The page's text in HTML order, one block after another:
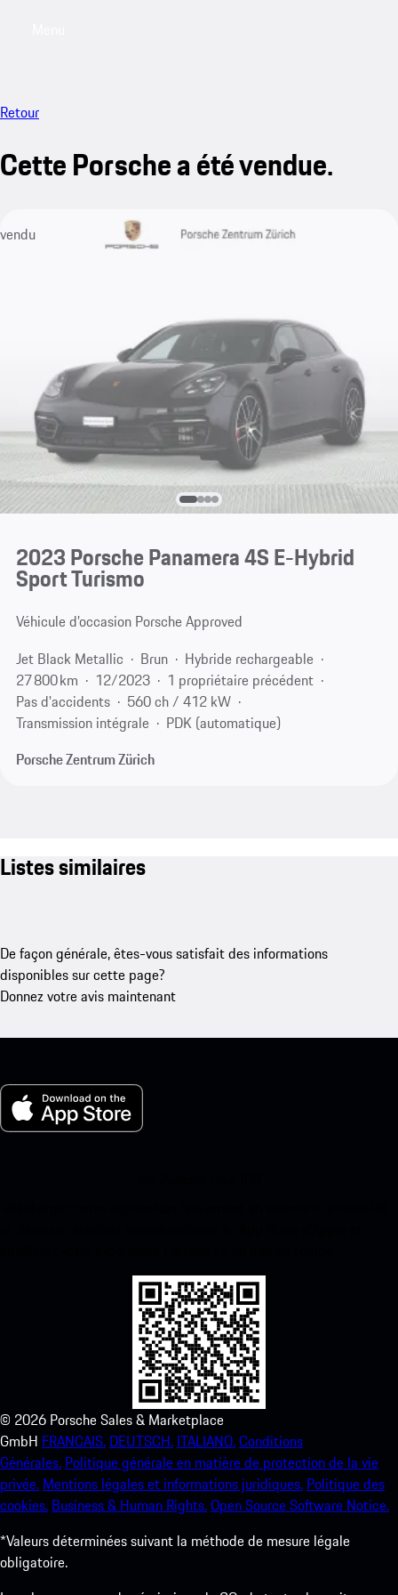
Retour
Cette Porsche a été vendue.
vendu
2023 Porsche Panamera 4S E-Hybrid
Sport Turismo
Véhicule d’occasion Porsche Approved
Jet Black Metallic
Brun
Hybride rechargeable
27 800 km
12/2023
1 propriétaire précédent
Pas d'accidents
560 ch / 412 kW
Transmission intégrale
PDK (automatique)
Porsche Zentrum Zürich
Listes similaires
De façon générale, êtes-vous satisfait des informations
disponibles sur cette page?
Donnez votre avis maintenant
© 2026 Porsche Sales & Marketplace
GmbH FRANCAIS. DEUTSCH. ITALIANO.Conditions
Générales. Politique générale en matière de protection de la vie
privée. Mentions légales et informations juridiques. Politique des
cookies. Business & Human Rights.Open Source Software Notice.
*Valeurs déterminées suivant la méthode de mesure légale
obligatoire.